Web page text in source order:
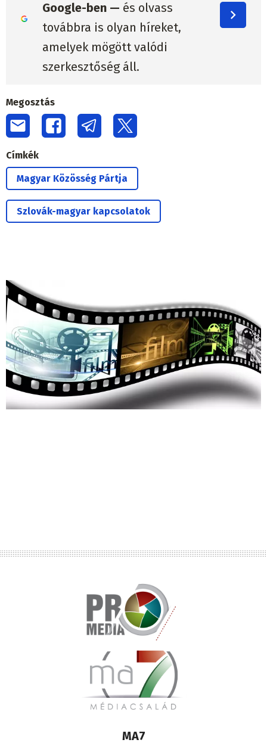
Google-ben — és olvass
továbbra is olyan híreket,
amelyek mögött valódi
szerkesztőség áll.
Megosztás
Címkék
Magyar Közösség Pártja
Szlovák-magyar kapcsolatok
Lábléc
médiacsalád
MA7